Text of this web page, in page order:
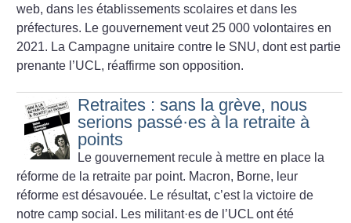
web, dans les établissements scolaires et dans les
préfectures. Le gouvernement veut 25 000 volontaires en
2021. La Campagne unitaire contre le SNU, dont est partie
prenante l’UCL, réaffirme son opposition.
Retraites : sans la grève, nous
serions passé·es à la retraite à
points
Le gouvernement recule à mettre en place la
réforme de la retraite par point. Macron, Borne, leur
réforme est désavouée. Le résultat, c’est la victoire de
notre camp social. Les militant·es de l’UCL ont été